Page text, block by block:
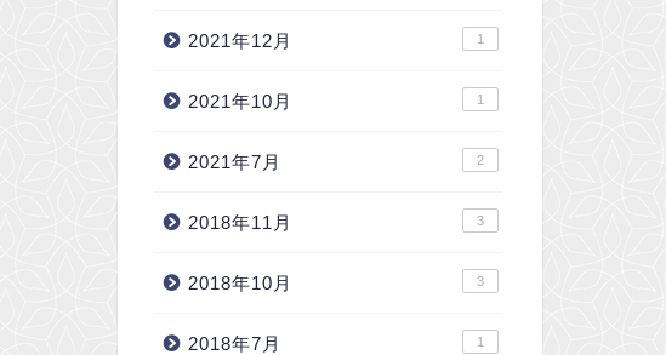
2021年12月 1
2021年10月 1
2021年7月 2
2018年11月 3
2018年10月 3
2018年7月 1